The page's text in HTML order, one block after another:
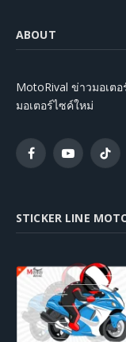
ABOUT
MotoRival ข่าวมอเต
มอเตอร์ไซค์ใหม่
FacebookYouTube
STICKER LINE